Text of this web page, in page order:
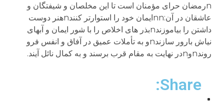
nرمضان حرای مؤمنان است تا این مخلصان و شیفتگان و
عاشقان در آن:nnایمان خود را استوارتر کنندnهنر دوست
داشتن را بیاموزندnبذر های اخلاص را با شور ایمان و آبهای
نیاش بارور سازندnو به تأملات عمیق در آفاق و انفس فرو
روندnوnدر نهایت به مقام قرب برسند و به کمال نائل آیند.
Share: